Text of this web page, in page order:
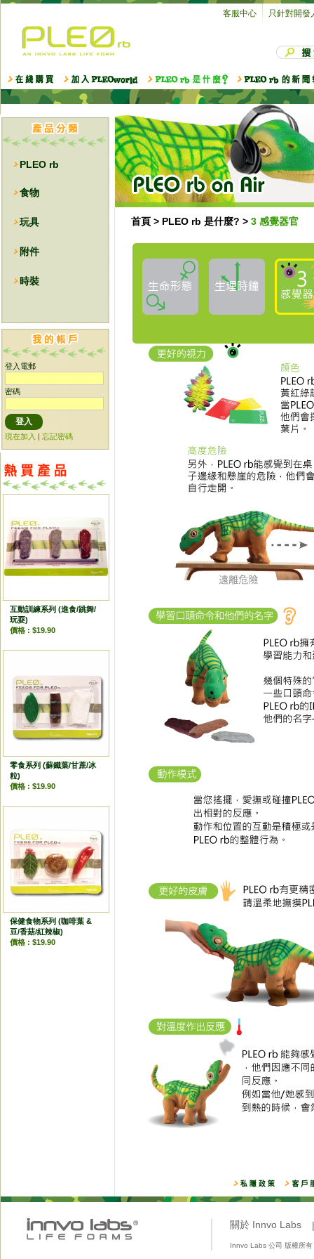
客服中心 只針對開發
PLEO rb
食物
玩具
附件
時裝
登入電郵
密碼
現在加入 | 忘記密碼
互動訓練系列 (進食/跳舞/
玩耍)
價格 : $19.90
零食系列 (蘇鐵葉/甘蔗/冰
粒)
價格 : $19.90
保健食物系列 (咖啡葉 &
豆/香菇/紅辣椒)
價格 : $19.90
首頁 > PLEO rb 是什麼? > 3 感覺器官
關於 Innvo Labs |
Innvo Labs 公司 版權所有